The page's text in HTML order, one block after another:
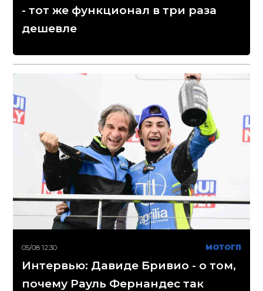
- тот же функционал в три раза
дешевле
05/08 12:30 МОТОГП
Интервью: Давиде Бривио - о том,
почему Рауль Фернандес так